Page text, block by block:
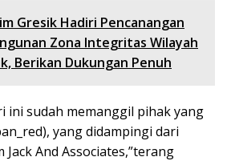
Gresik Hadiri Pencanangan
Zona Integritas Wilayah
Berikan Dukungan Penuh
ini sudah memanggil pihak yang
yang didampingi dari
And Associates,”terang